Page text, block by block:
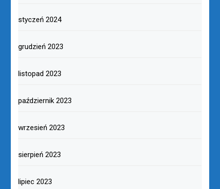
styczeń 2024
grudzień 2023
listopad 2023
październik 2023
wrzesień 2023
sierpień 2023
lipiec 2023